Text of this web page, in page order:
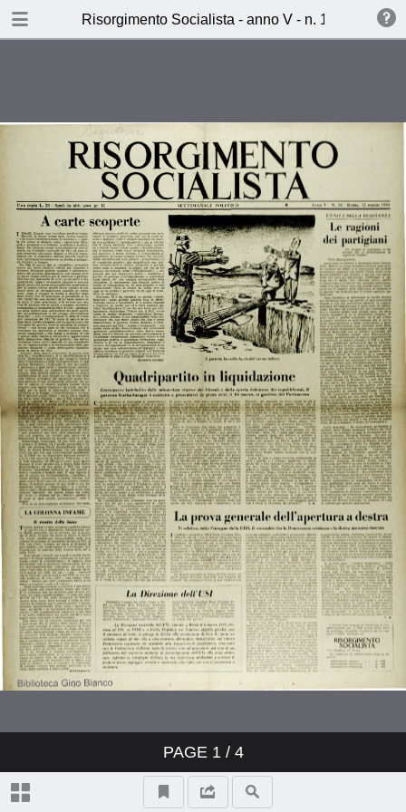
Risorgimento Socialista - anno V - n. 10 - 12
PAGE 1/ 4
TABLE OF CONTENTS
(Attilio Pandisi)
E’ un mito la direazione collettiva
(Arturo Balboni)
Burro o Cannoni